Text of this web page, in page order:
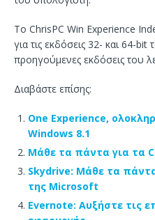
Το ChrisPC Win Experience
για τις εκδόσεις 32- και 64-
προηγούμενες εκδόσεις του
Διαβάστε επίσης:
One Experience,
Windows 8.1
Μάθε τα πάντα για τα
Skydrive: Μάθε τα
της Microsoft
Evernote: Αυξήστε τις